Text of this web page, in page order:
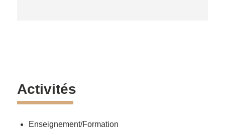
Activités
Enseignement/Formation